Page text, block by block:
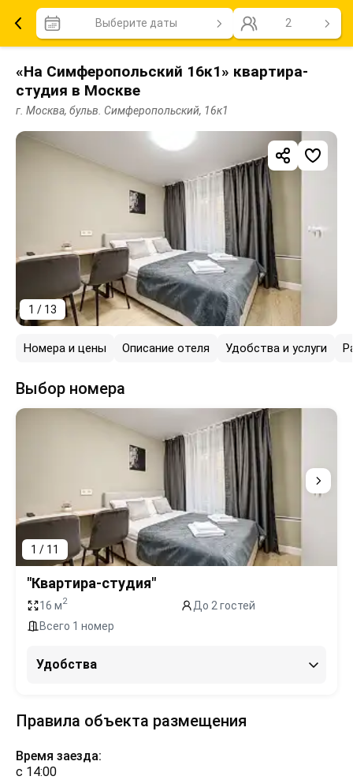
Выберите даты 2
«На Симферопольский 16к1» квартира-
студия в Москве
г. Москва, бульв. Симферопольский, 16к1
1 / 13
Номера и цены Описание отеля Удобства и услуги
Выбор номера
1 / 11
"Квартира-студия"
16 м2
До 2 гостей
Всего 1 номер
Удобства
Правила объекта размещения
Время заезда:
с 14:00